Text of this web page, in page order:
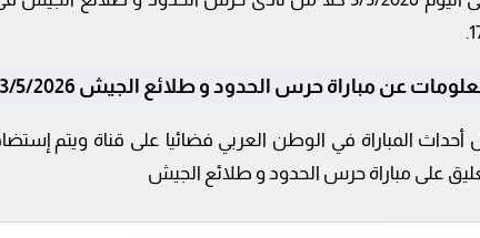
عن مباراة حرس الحدود و طلائع الجيش 3/5/2026
أحداث المباراة في الوطن العربي فضائيا على قناة ويتم
على مباراة حرس الحدود و طلائع الجيش